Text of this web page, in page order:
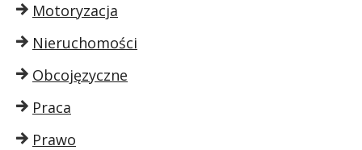
Motoryzacja
Nieruchomości
Obcojęzyczne
Praca
Prawo